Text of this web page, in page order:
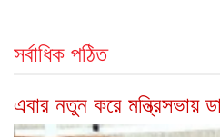
সর্বাধিক পঠিত
এবার নতুন করে মন্ত্রিসভায়